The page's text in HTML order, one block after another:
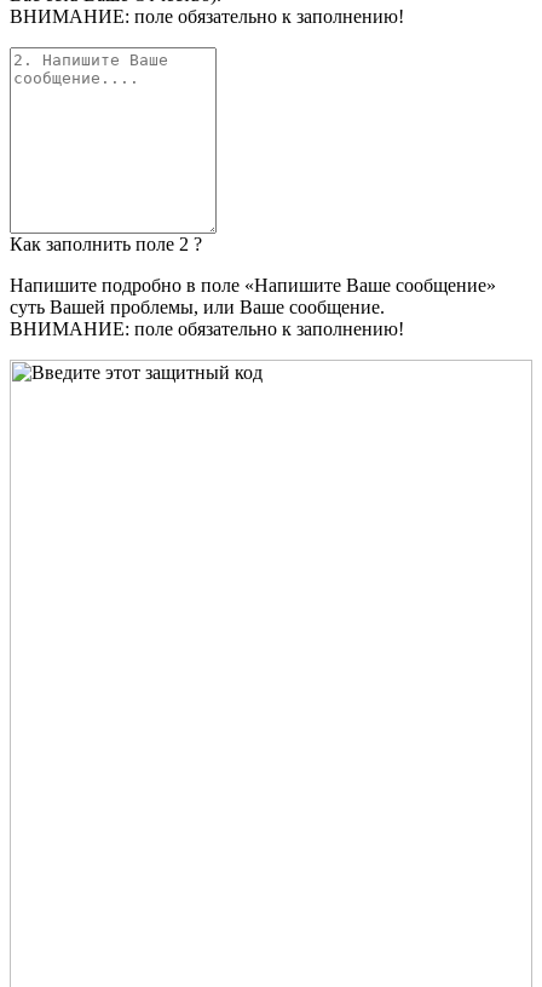
ВНИМАНИЕ: поле обязательно к заполнению!
Как заполнить поле 2 ?
Напишите подробно в поле «Напишите Ваше сообщение»
суть Вашей проблемы, или Ваше сообщение.
ВНИМАНИЕ: поле обязательно к заполнению!